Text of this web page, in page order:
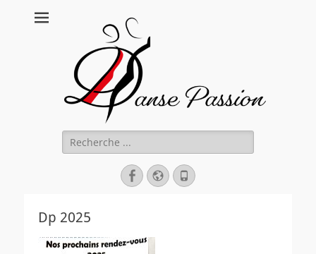
Rechercher :
Facebook
Site
web
Tél
Dp 2025